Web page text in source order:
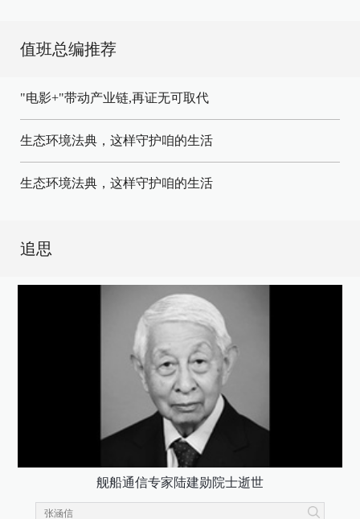
值班总编推荐
"电影+"带动产业链,再证无可取代
生态环境法典，这样守护咱的生活
生态环境法典，这样守护咱的生活
追思
舰船通信专家陆建勋院士逝世